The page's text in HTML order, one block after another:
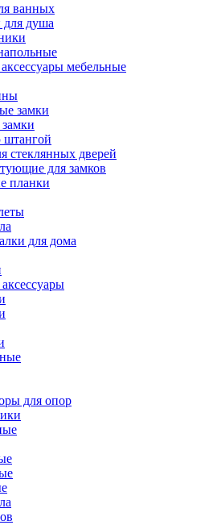
ванных
душа
мебельные
замки
штангой
стеклянных дверей
для замков
планки
для дома
для опор